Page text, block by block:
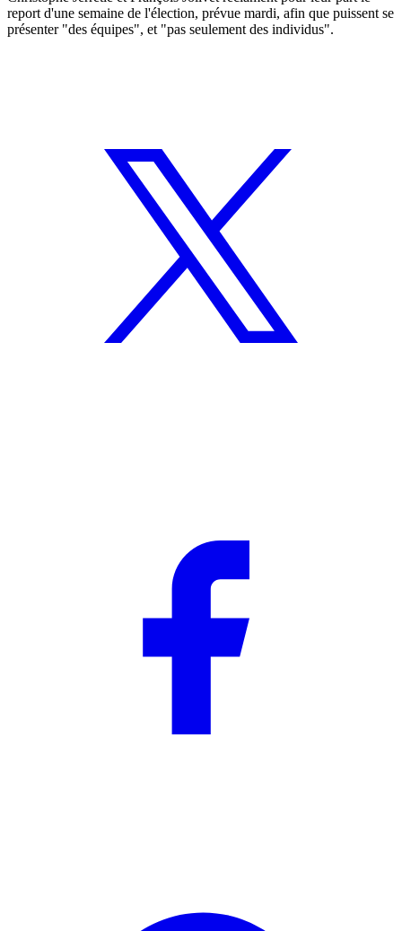
report d'une semaine de l'élection, prévue mardi, afin que puissent se
présenter "des équipes", et "pas seulement des individus".